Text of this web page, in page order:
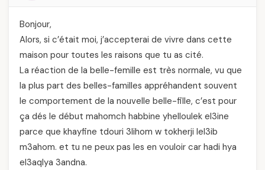
Bonjour,
Alors, si c’était moi, j’accepterai de vivre dans cette
maison pour toutes les raisons que tu as cité.
La réaction de la belle-femille est très normale, vu que
la plus part des belles-familles appréhandent souvent
le comportement de la nouvelle belle-fille, c’est pour
ça dés le début mahomch habbine yhelloulek el3ine
parce que khayfine tdouri 3lihom w tokherji lel3ib
m3ahom. et tu ne peux pas les en vouloir car hadi hya
el3aqlya 3andna.